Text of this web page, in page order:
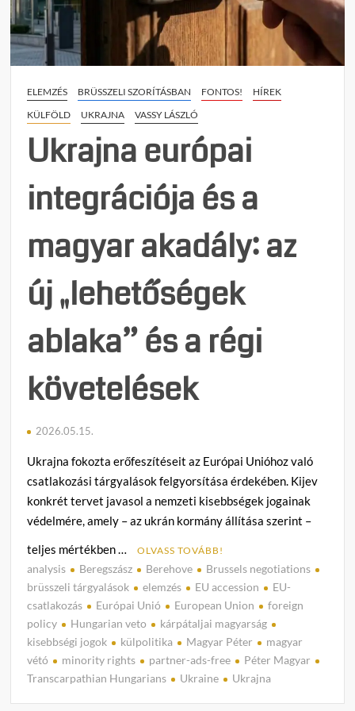
ELEMZÉS BRÜSSZELI SZORÍTÁSBAN FONTOS!
HÍREK
KÜLFÖLD
UKRAJNA VASSY LÁSZLÓ
Ukrajna európai
integrációja és a
magyar akadály: az
új „lehetőségek
ablaka” és a régi
követelések
2026.05.15.
Ukrajna fokozta erőfeszítéseit az Európai Unióhoz való
csatlakozási tárgyalások felgyorsítása érdekében. Kijev
konkrét tervet javasol a nemzeti kisebbségek jogainak
védelmére, amely – az ukrán kormány állítása szerint –
teljes mértékben …
OLVASS TOVÁBB!
analysis Beregszász Berehove
Brussels negotiations
brüsszeli tárgyalások
elemzés EU accession
EU-
csatlakozás
Európai Unió European Union
foreign
policy
Hungarian veto
kárpátaljai magyarság
kisebbségi jogok
külpolitika Magyar Péter
magyar
vétó
minority rights partner-ads-free
Péter Magyar
Transcarpathian Hungarians
Ukraine Ukrajna
on